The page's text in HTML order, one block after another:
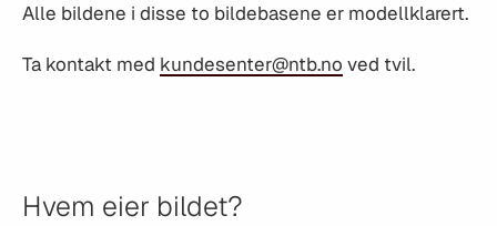
Alle bildene i disse to bildebasene er modellklarert.
Ta kontakt med kundesenter@ntb.no ved tvil.
Hvem eier bildet?